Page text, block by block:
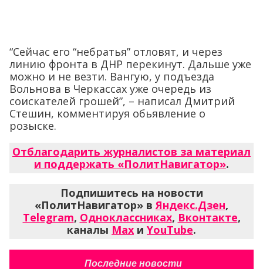
“Сейчас его “небратья” отловят, и через
линию фронта в ДНР перекинут. Дальше уже
можно и не везти. Вангую, у подъезда
Вольнова в Черкассах уже очередь из
соискателей грошей”, – написал Дмитрий
Стешин, комментируя обьявление о
розыске.
Отблагодарить журналистов за материал
и поддержать «ПолитНавигатор».
Подпишитесь на новости
«ПолитНавигатор» в Яндекс.Дзен,
Telegram, Одноклассниках, Вконтакте,
каналы Max и YouTube.
Последние новости